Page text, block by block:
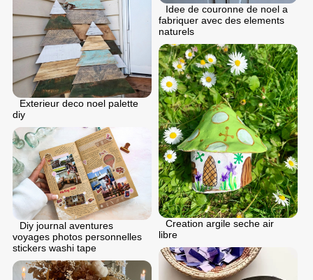
Idee de couronne de noel a
fabriquer avec des elements
naturels
Exterieur deco noel palette
diy
Creation argile seche air
libre
Diy journal aventures
voyages photos personnelles
stickers washi tape